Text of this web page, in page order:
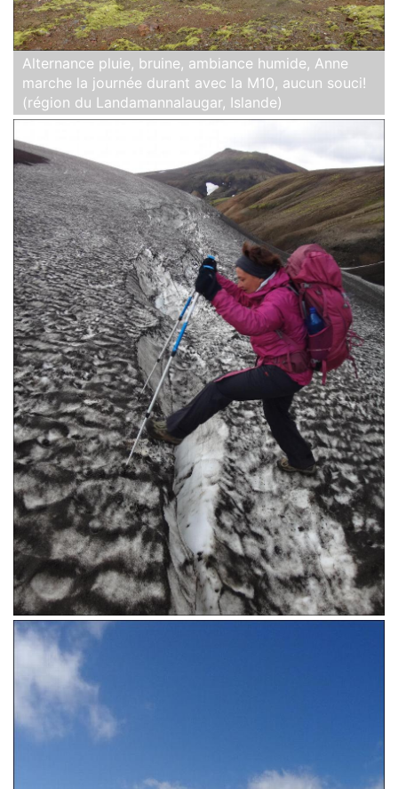
Alternance pluie, bruine, ambiance humide, Anne
marche la journée durant avec la M10, aucun souci!
(région du Landamannalaugar, Islande)